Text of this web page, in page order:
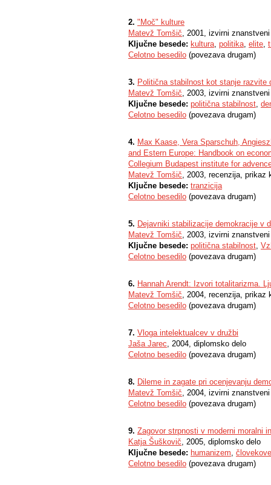
2. "Moč" kulture
Matevž Tomšič, 2001, izvirni
Ključne besede: kultura, politika, elite,
Celotno besedilo (povezava drugam)
3. Politična stabilnost kot stanje razvite
Matevž Tomšič, 2003, izvirni
Ključne besede: politična stabilnost,
Celotno besedilo (povezava drugam)
4. Max Kaase, Vera Sparschuh,
and Estern Europe: Handbook on
Collegium Budapest institute for
Matevž Tomšič, 2003, recenzija, prikaz
Ključne besede: tranzicija
Celotno besedilo (povezava drugam)
5. Dejavniki stabilizacije demokracije v
Matevž Tomšič, 2003, izvirni
Ključne besede: politična stabilnost,
Celotno besedilo (povezava drugam)
6. Hannah Arendt: Izvori totalitarizma.
Matevž Tomšič, 2004, recenzija, prikaz
Celotno besedilo (povezava drugam)
7. Vloga intelektualcev v družbi
Jaša Jarec, 2004, diplomsko delo
Celotno besedilo (povezava drugam)
8. Dileme in zagate pri ocenjevanju
Matevž Tomšič, 2004, izvirni
Celotno besedilo (povezava drugam)
9. Zagovor strpnosti v moderni moralni
Katja Šuškovič, 2005, diplomsko delo
Ključne besede: humanizem,
Celotno besedilo (povezava drugam)